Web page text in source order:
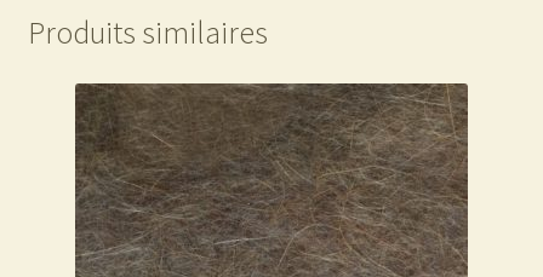
Produits similaires